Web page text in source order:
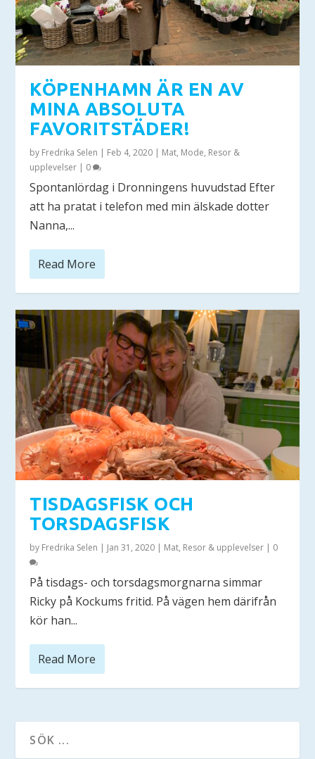
KÖPENHAMN ÄR EN AV
MINA ABSOLUTA
FAVORITSTÄDER!
by Fredrika Selen | Feb 4, 2020 | Mat, Mode, Resor &
upplevelser | 0
Spontanlördag i Dronningens huvudstad Efter
att ha pratat i telefon med min älskade dotter
Nanna,...
Read More
TISDAGSFISK OCH
TORSDAGSFISK
by Fredrika Selen | Jan 31, 2020 | Mat, Resor & upplevelser | 0
På tisdags- och torsdagsmorgnarna simmar
Ricky på Kockums fritid. På vägen hem därifrån
kör han...
Read More